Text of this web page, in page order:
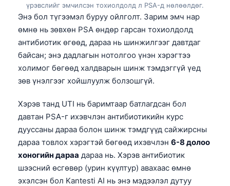
үрэвслийг эмчилсэн тохиолдолд л PSA-д нөлөөлдөг.
Энэ бол түгээмэл буруу ойлголт. Зарим эмч нар
өмнө нь зөвхөн PSA өндөр гарсан тохиолдолд
антибиотик өгөөд, дараа нь шинжилгээг давтдаг
байсан; энэ дадлагын нотолгоо үнэн хэрэгтээ
холимог бөгөөд халдварын шинж тэмдэггүй үед
зөв үнэлгээг хойшлуулж болзошгүй.
Хэрэв танд UTI нь баримтаар батлагдсан бол
давтан PSA-г ихэвчлэн антибиотикийн курс
дууссаны дараа болон шинж тэмдгүүд сайжирсны
дараа товлох хэрэгтэй бөгөөд ихэвчлэн 6-8 долоо
хоногийн дараа дараа нь. Хэрэв антибиотик
шээсний өсгөвөр (урин күүлтур) авахаас өмнө
эхэлсэн бол Kantesti AI нь энэ мэдээлэл дутуу